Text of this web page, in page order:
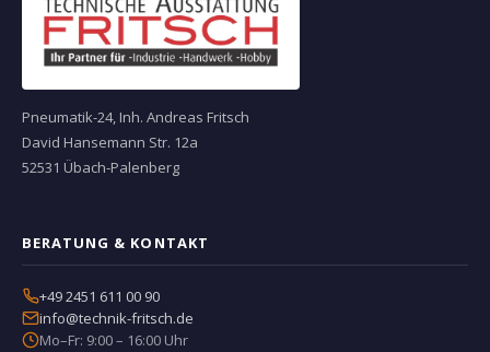
Pneumatik-24, Inh. Andreas Fritsch
David Hansemann Str. 12a
52531 Übach-Palenberg
BERATUNG & KONTAKT
+49 2451 611 00 90
info@technik-fritsch.de
Mo–Fr: 9:00 – 16:00 Uhr